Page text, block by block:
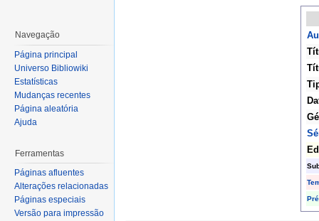
Navegação
Página principal
Universo Bibliowiki
Estatísticas
Mudanças recentes
Página aleatória
Ajuda
Ferramentas
Páginas afluentes
Alterações relacionadas
Páginas especiais
Versão para impressão